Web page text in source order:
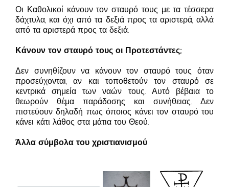
Οι Καθολικοί κάνουν τον σταυρό τους με τα τέσσερα
δάχτυλα, και όχι από τα δεξιά προς τα αριστερά, αλλά
από τα αριστερά προς τα δεξιά.
Κάνουν τον σταυρό τους οι Προτεστάντες;
Δεν συνηθίζουν να κάνουν τον σταυρό τους όταν
προσεύχονται, αν και τοποθετούν τον σταυρό σε
κεντρικά σημεία των ναών τους. Αυτό βέβαια το
θεωρούν θέμα παράδοσης και συνήθειας. Δεν
πιστεύουν δηλαδή πως όποιος κάνει τον σταυρό του
κάνει κάτι λάθος στα μάτια του Θεού.
Άλλα σύμβολα του χριστιανισμού